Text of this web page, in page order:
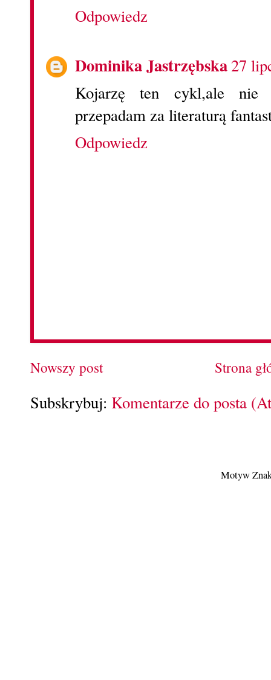
Odpowiedz
Dominika Jastrzębska27
Kojarzę ten cykl,ale
przepadam za literaturą
Odpowiedz
Nowszy post Strona
Subskrybuj: Komentarze do posta
Motyw